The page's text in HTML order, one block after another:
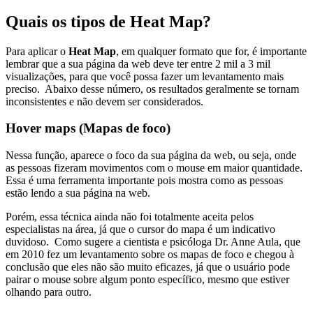
Quais os tipos de Heat Map?
Para aplicar o Heat Map, em qualquer formato que for, é importante
lembrar que a sua página da web deve ter entre 2 mil a 3 mil
visualizações, para que você possa fazer um levantamento mais
preciso. Abaixo desse número, os resultados geralmente se tornam
inconsistentes e não devem ser considerados.
Hover maps (Mapas de foco)
Nessa função, aparece o foco da sua página da web, ou seja, onde
as pessoas fizeram movimentos com o mouse em maior quantidade.
Essa é uma ferramenta importante pois mostra como as pessoas
estão lendo a sua página na web.
Porém, essa técnica ainda não foi totalmente aceita pelos
especialistas na área, já que o cursor do mapa é um indicativo
duvidoso. Como sugere a cientista e psicóloga Dr. Anne Aula, que
em 2010 fez um levantamento sobre os mapas de foco e chegou à
conclusão que eles não são muito eficazes, já que o usuário pode
pairar o mouse sobre algum ponto específico, mesmo que estiver
olhando para outro.